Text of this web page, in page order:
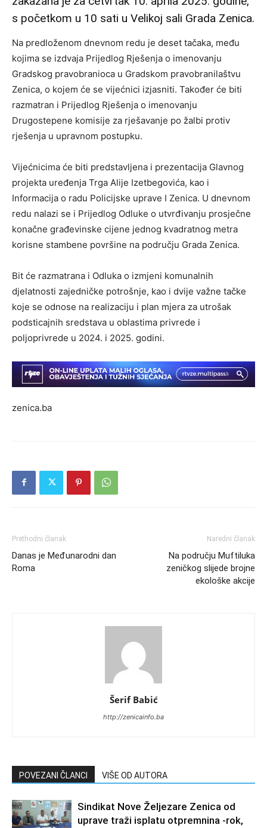
s početkom u 10 sati u Velikoj sali Grada Zenica.
Na predloženom dnevnom redu je deset tačaka, među
kojima se izdvaja Prijedlog Rješenja o imenovanju
Gradskog pravobranioca u Gradskom pravobranilaštvu
Zenica, o kojem će se vijećnici izjasniti. Također će biti
razmatran i Prijedlog Rješenja o imenovanju
Drugostepene komisije za rješavanje po žalbi protiv
rješenja u upravnom postupku.
Vijećnicima će biti predstavljena i prezentacija Glavnog
projekta uređenja Trga Alije Izetbegovića, kao i
Informacija o radu Policijske uprave I Zenica. U dnevnom
redu nalazi se i Prijedlog Odluke o utvrđivanju prosječne
konačne građevinske cijene jednog kvadratnog metra
korisne stambene površine na području Grada Zenica.
Bit će razmatrana i Odluka o izmjeni komunalnih
djelatnosti zajedničke potrošnje, kao i dvije važne tačke
koje se odnose na realizaciju i plan mjera za utrošak
podsticajnih sredstava u oblastima privrede i
poljoprivrede u 2024. i 2025. godini.
zenica.ba
Prethodni članak
Danas je Međunarodni dan
Roma
Naredni članak
Na području Muftiluka
zeničkog slijede brojne
ekološke akcije
Šerif Babić
http://zenicainfo.ba
POVEZANI ČLANCI VIŠE OD AUTORA
Sindikat Nove Željezare Zenica od
uprave traži isplatu otpremnina -rok,